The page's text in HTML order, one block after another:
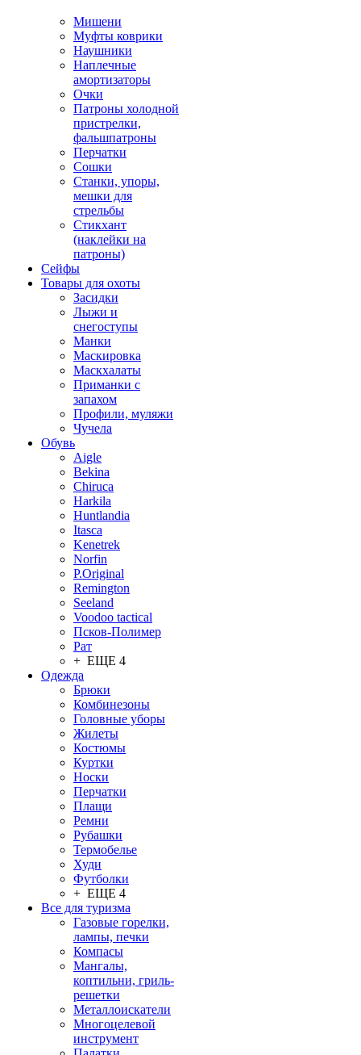
Мишени
Муфты коврики
Наушники
Наплечные
амортизаторы
Очки
Патроны холодной
пристрелки,
фальшпатроны
Перчатки
Сошки
Станки, упоры,
мешки для
стрельбы
Стикхант
(наклейки на
патроны)
Сейфы
Товары для охоты
Засидки
Лыжи и
снегоступы
Манки
Маскировка
Маскхалаты
Приманки с
запахом
Профили, муляжи
Чучела
Обувь
Aigle
Bekina
Chiruсa
Harkila
Huntlandia
Itasca
Kenetrek
Norfin
P.Original
Remington
Seeland
Voodoo tactical
Псков-Полимер
Рат
+ ЕЩЕ 4
Одежда
Брюки
Комбинезоны
Головные уборы
Жилеты
Костюмы
Куртки
Носки
Перчатки
Плащи
Ремни
Рубашки
Термобелье
Худи
Футболки
+ ЕЩЕ 4
Все для туризма
Газовые горелки,
лампы, печки
Компасы
Мангалы,
коптильни, гриль-
решетки
Металлоискатели
Многоцелевой
инструмент